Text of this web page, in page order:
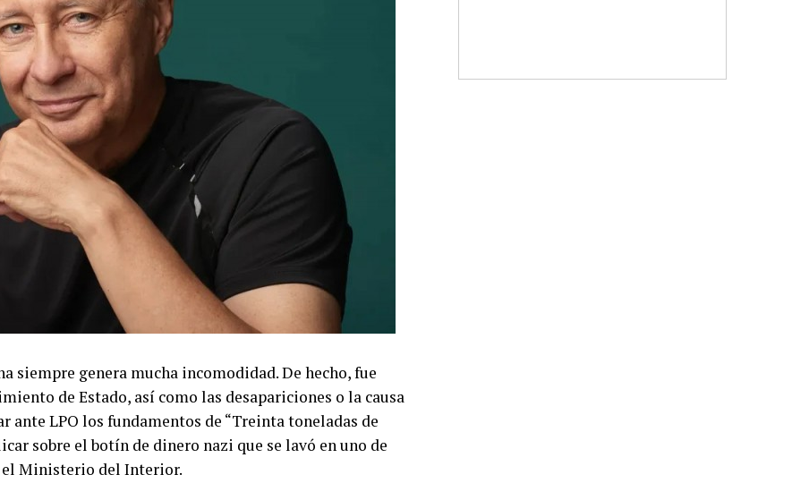
siempre genera mucha incomodidad. De hecho, fue
de Estado, así como las desapariciones o la causa
ante LPO los fundamentos de “Treinta toneladas de
sobre el botín de dinero nazi que se lavó en uno de
Ministerio del Interior.